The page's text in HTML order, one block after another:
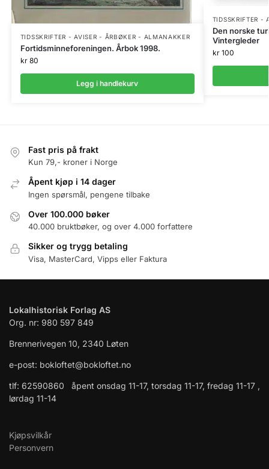
TIDSSKRIFTER - AVISER - ÅRBØKER - ALMANAKKER
Fortidsminneforeningen. Årbok 1998.
kr80
Legg i handlekurv
TIDSSKRIFTER -
Den norske
Vintergleder
kr100
Fast pris på frakt
Kun 79,- kroner i Norge
Åpent kjøp i 14 dager
Ingen spørsmål, pengene tilbake
Over 100.000 bøker
40.000 bruktbøker, og over 4.000 forfattere
Sikker og trygg betaling
Visa, MasterCard, Vipps eller Faktura
Lokalhistorisk Forlag AS
Org. nr: 980 597 849
Brennerivegen 10, 2340 Løten
e-post: bokloftet@bokloftet.no
tlf: 62590860 åpent onsdag 11-17, torsdag 11-17, fredag 11-17 ,
lørdag 11-14
Kjøpsvilkår
Personvern